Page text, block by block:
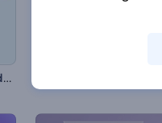
Animation ludique du logo